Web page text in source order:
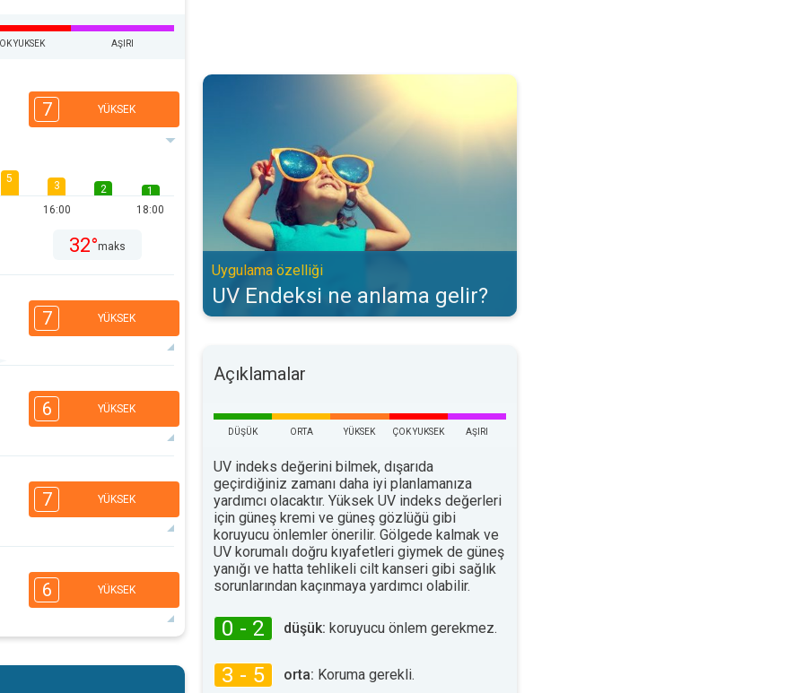
YUKSEK AŞIRI
7 YÜKSEK
5
3
16:00
2
1
18:00
32°maks
7 YÜKSEK
3
16:00
34°maks
6 YÜKSEK
3
16:00
2
35°
7 YÜKSEK
3
16:00
30°maks
6 YÜKSEK
3
2
1
UV Endeksi ne anlama gelir?. Uygulama özelliği. . .
Uygulama özelliği
UV Endeksi ne anlama gelir?
Açıklamalar
DÜŞÜK ORTA YÜKSEK ÇOK YUKSEK AŞIRI
UV indeks değerini bilmek, dışarıda
geçirdiğiniz zamanı daha iyi planlamanıza
yardımcı olacaktır. Yüksek UV indeks değerleri
için güneş kremi ve güneş gözlüğü gibi
koruyucu önlemler önerilir. Gölgede kalmak ve
UV korumalı doğru kıyafetleri giymek de güneş
yanığı ve hatta tehlikeli cilt kanseri gibi sağlık
sorunlarından kaçınmaya yardımcı olabilir.
0 - 2 düşük: koruyucu önlem gerekmez.
3 - 5 orta: Koruma gerekli.